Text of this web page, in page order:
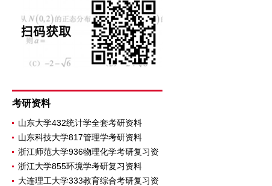
考研资料
山东大学432统计学全套考研资料
山东科技大学817管理学考研资料
浙江师范大学936物理化学考研复习资
浙江大学855环境学考研复习资料
大连理工大学333教育综合考研复习资